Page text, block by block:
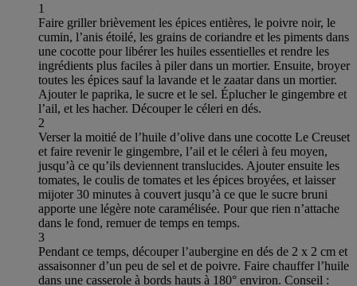
1
Faire griller brièvement les épices entières, le poivre noir, le
cumin, l’anis étoilé, les grains de coriandre et les piments dans
une cocotte pour libérer les huiles essentielles et rendre les
ingrédients plus faciles à piler dans un mortier. Ensuite, broyer
toutes les épices sauf la lavande et le zaatar dans un mortier.
Ajouter le paprika, le sucre et le sel. Éplucher le gingembre et
l’ail, et les hacher. Découper le céleri en dés.
2
Verser la moitié de l’huile d’olive dans une cocotte Le Creuset
et faire revenir le gingembre, l’ail et le céleri à feu moyen,
jusqu’à ce qu’ils deviennent translucides. Ajouter ensuite les
tomates, le coulis de tomates et les épices broyées, et laisser
mijoter 30 minutes à couvert jusqu’à ce que le sucre bruni
apporte une légère note caramélisée. Pour que rien n’attache
dans le fond, remuer de temps en temps.
3
Pendant ce temps, découper l’aubergine en dés de 2 x 2 cm et
assaisonner d’un peu de sel et de poivre. Faire chauffer l’huile
dans une casserole à bords hauts à 180° environ. Conseil :